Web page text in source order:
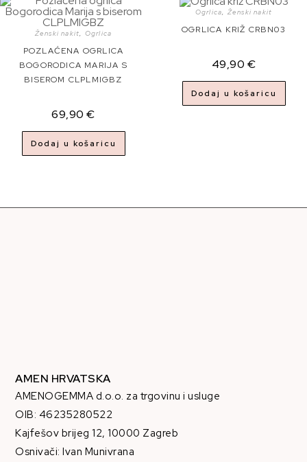
Ženski nakit, Ogrlica
POZLAĆENA OGRLICA
BOGORODICA MARIJA S
BISEROM CLPLMIGBZ
69,90€
Dodaj u košaricu
Ogrlica, Ženski nakit
OGRLICA KRIŽ CRBN03
49,90 €
Dodaj u košaricu
AMEN HRVATSKA
AMENOGEMMA d.o.o. za trgovinu i usluge
OIB: 46235280522
Kajfešov brijeg 12, 10000 Zagreb
Osnivači: Ivan Munivrana